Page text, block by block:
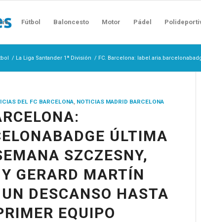
Fútbol Baloncesto Motor Pádel
/ La Liga Santander 1ª División / FC. Barcelona:
DEL FC BARCELONA, NOTICIAS MADRID BARCELONA
ÚLTIMA
SZCZESNY,
GERARD MARTÍN
DESCANSO HASTA
EQUIPO